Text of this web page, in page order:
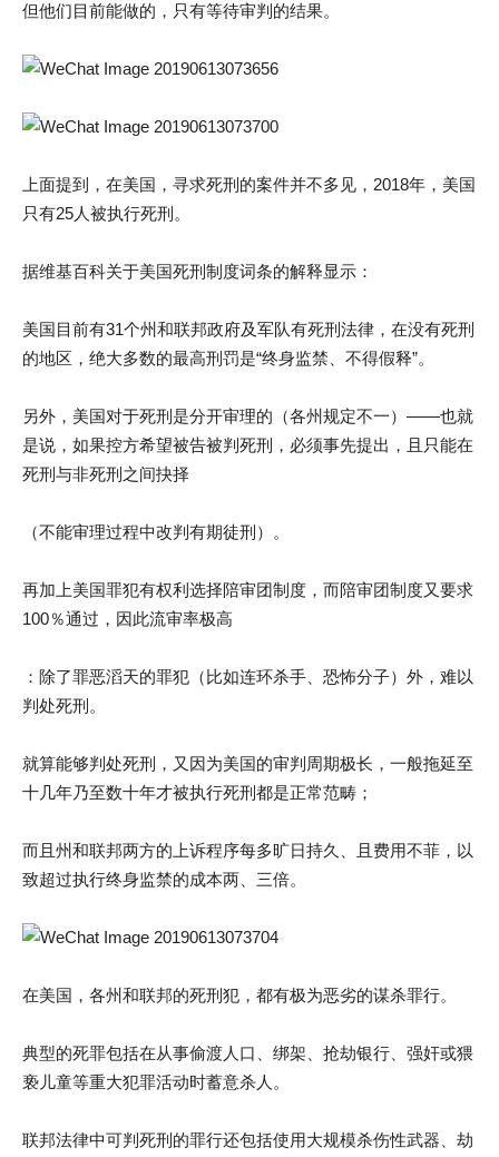
但他们目前能做的，只有等待审判的结果。
上面提到，在美国，寻求死刑的案件并不多见，2018年，美国
只有25人被执行死刑。
据维基百科关于美国死刑制度词条的解释显示：
美国目前有31个州和联邦政府及军队有死刑法律，在没有死刑
的地区，绝大多数的最高刑罚是“终身监禁、不得假释”。
另外，美国对于死刑是分开审理的（各州规定不一）——也就
是说，如果控方希望被告被判死刑，必须事先提出，且只能在
死刑与非死刑之间抉择
（不能审理过程中改判有期徒刑）。
再加上美国罪犯有权利选择陪审团制度，而陪审团制度又要求
100％通过，因此流审率极高
：除了罪恶滔天的罪犯（比如连环杀手、恐怖分子）外，难以
判处死刑。
就算能够判处死刑，又因为美国的审判周期极长，一般拖延至
十几年乃至数十年才被执行死刑都是正常范畴；
而且州和联邦两方的上诉程序每多旷日持久、且费用不菲，以
致超过执行终身监禁的成本两、三倍。
在美国，各州和联邦的死刑犯，都有极为恶劣的谋杀罪行。
典型的死罪包括在从事偷渡人口、绑架、抢劫银行、强奸或猥
亵儿童等重大犯罪活动时蓄意杀人。
联邦法律中可判死刑的罪行还包括使用大规模杀伤性武器、劫